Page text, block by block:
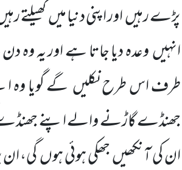
پڑے رہیںاور اپنی دنیا میںکھیلتے
انہیںوعدہ دیا جاتا ہے اور یہ
طرف اس طرح نکلیںگے گویا وہ
جھنڈے گاڑنے والے اپنے
ان کی آنکھیںجھکی ہوئی ہوںگی،